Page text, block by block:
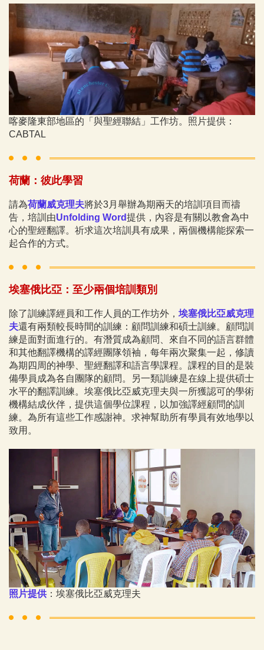
喀麥隆東部地區的「與聖經聯結」工作坊。照片提供：
CABTAL
荷蘭：彼此學習
請為荷蘭威克理夫將於3月舉辦為期兩天的培訓項目而禱
告，培訓由Unfolding Word提供，內容是有關以教會為中
心的聖經翻譯。祈求這次培訓具有成果，兩個機構能探索一
起合作的方式。
埃塞俄比亞：至少兩個培訓類別
除了訓練譯經員和工作人員的工作坊外， 埃塞俄比亞威克理
夫還有兩類較長時間的訓練：顧問訓練和碩士訓練。顧問訓
練是面對面進行的。有潛質成為顧問、來自不同的語言群體
和其他翻譯機構的譯經團隊領袖，每年兩次聚集一起，修讀
為期四周的神學、聖經翻譯和語言學課程。課程的目的是裝
備學員成為各自團隊的顧問。另一類訓練是在線上提供碩士
水平的翻譯訓練。埃塞俄比亞威克理夫與一所獲認可的學術
機構結成伙伴，提供這個學位課程，以加強譯經顧問的訓
練。為所有這些工作感謝神。求神幫助所有學員有效地學以
致用。
照片提供 ：埃塞俄比亞威克理夫